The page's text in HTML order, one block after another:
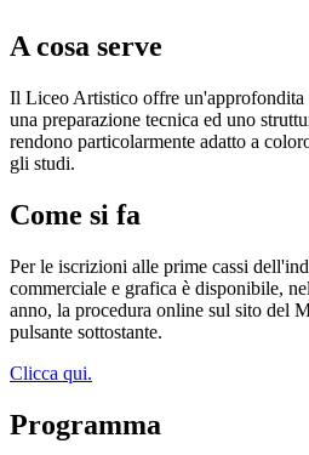
A cosa serve
Il Liceo Artistico offre un'approfondita
una preparazione tecnica ed uno
rendono particolarmente adatto a
gli studi.
Come si fa
Per le iscrizioni alle prime cassi
commerciale e grafica è disponibile,
anno, la procedura online sul sito del
pulsante sottostante.
Clicca qui.
Programma